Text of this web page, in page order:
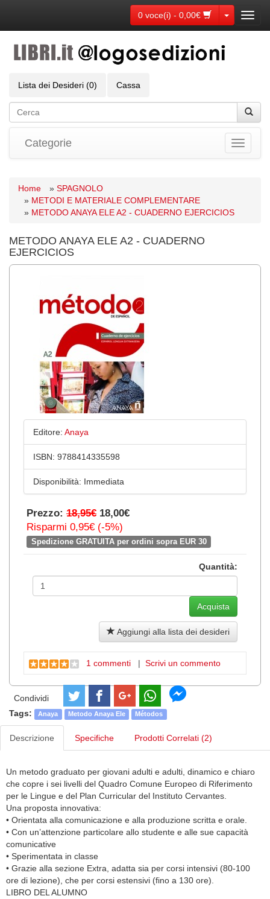
0 voce(i) - 0,00€ Toggle
Lista dei Desideri (0) Cassa
Toggle
Categorie
Home » SPAGNOLO
» METODI E MATERIALE COMPLEMENTARE
» METODO ANAYA ELE A2 - CUADERNO EJERCICIOS
METODO ANAYA ELE A2 - CUADERNO
EJERCICIOS
Editore: Anaya
ISBN: 9788414335598
Disponibilità: Immediata
Prezzo: 18,95€ 18,00€
Risparmi 0,95€ (-5%)
Spedizione GRATUITA per ordini sopra EUR 30
Quantità:
Aggiungi alla lista dei desideri
1 commenti | Scrivi un commento
Condividi
Tags:
Anaya Metodo Anaya Ele Métodos
Descrizione Specifiche Prodotti Correlati (2)
Un metodo graduato per giovani adulti e adulti, dinamico e chiaro
che copre i sei livelli del Quadro Comune Europeo di Riferimento
per le Lingue e del Plan Curricular del Instituto Cervantes.
Una proposta innovativa:
• Orientata alla comunicazione e alla produzione scritta e orale.
• Con un’attenzione particolare allo studente e alle sue capacità
comunicative
• Sperimentata in classe
• Grazie alla sezione Extra, adatta sia per corsi intensivi (80-100
ore di lezione), che per corsi estensivi (fino a 130 ore).
LIBRO DEL ALUMNO